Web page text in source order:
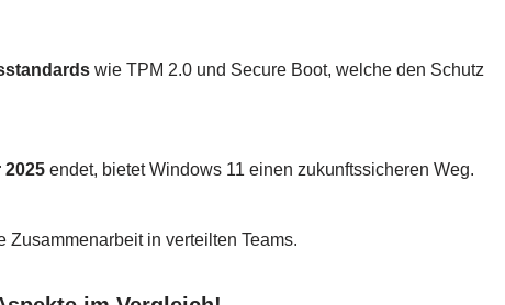
wie TPM 2.0 und Secure Boot, welche den Schutz
2025 endet, bietet Windows 11 einen zukunftssicheren Weg.
Zusammenarbeit in verteilten Teams.